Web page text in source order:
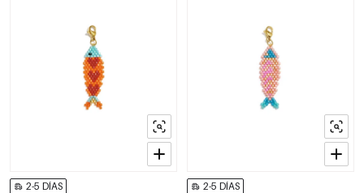
2-5 DÍAS 2-5 DÍAS